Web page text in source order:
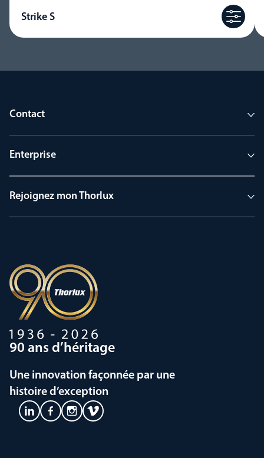
Strike S
Contact
Enterprise
Rejoignez mon Thorlux
90 ans d’héritage
Une innovation façonnée par une
histoire d’exception